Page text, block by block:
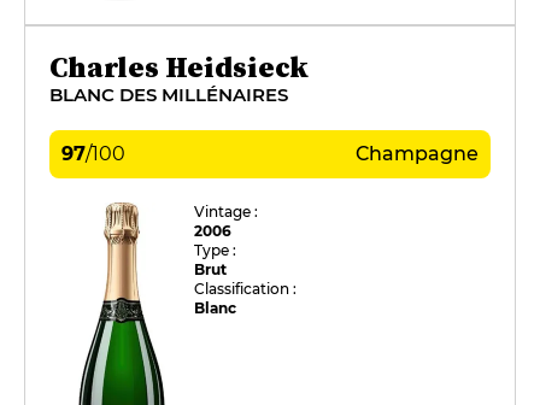
Charles Heidsieck
BLANC DES MILLÉNAIRES
97/100 Champagne
Vintage :
2006
Type :
Brut
Classification :
Blanc